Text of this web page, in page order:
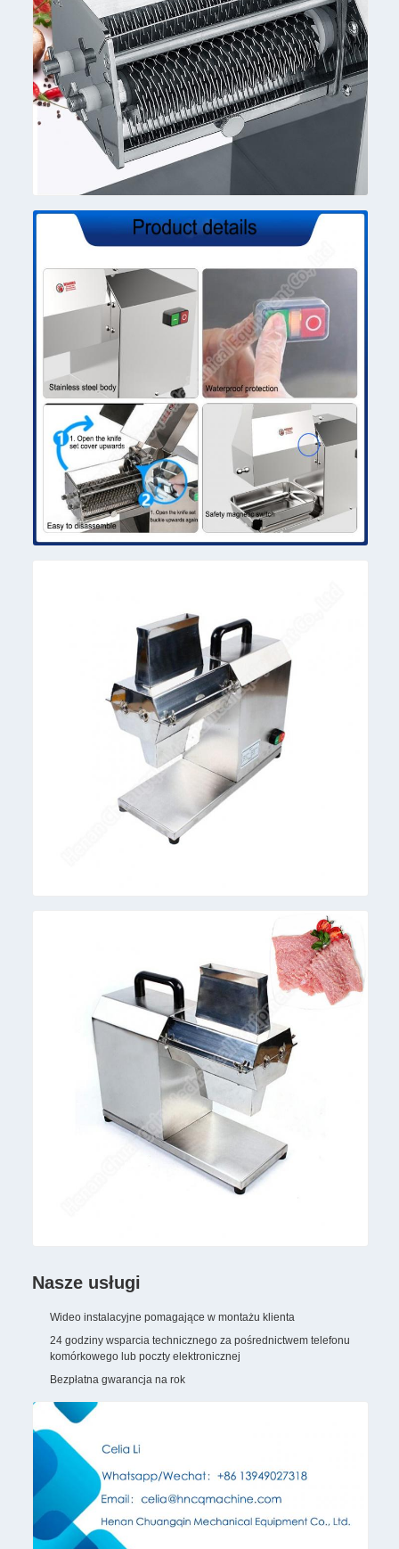
Nasze usługi
Wideo instalacyjne pomagające w montażu klienta
24 godziny wsparcia technicznego za pośrednictwem telefonu
komórkowego lub poczty elektronicznej
Bezpłatna gwarancja na rok